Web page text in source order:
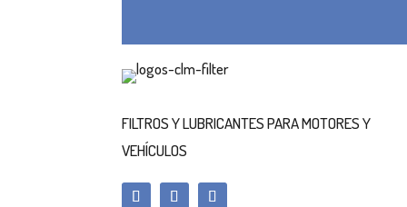
FILTROS Y LUBRICANTES PARA MOTORES Y
VEHÍCULOS